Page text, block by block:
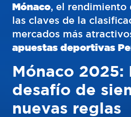
Mónaco, el rendimiento
las claves de la
mercados más
apuestas deportivas
Mónaco 2025:
desafío de
nuevas reglas